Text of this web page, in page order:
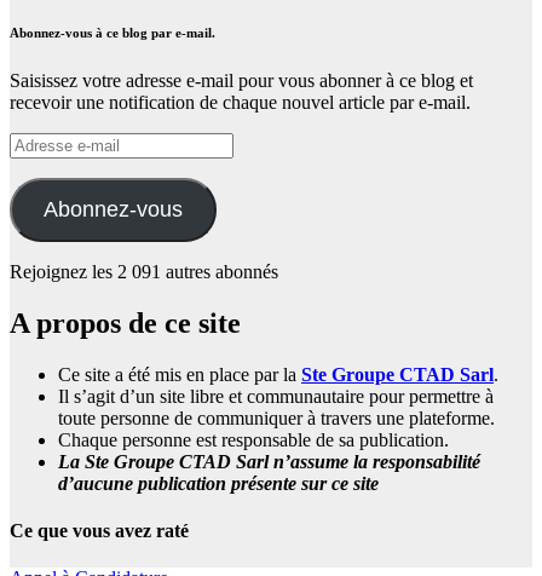
Abonnez-vous à ce blog par e-mail.
Saisissez votre adresse e-mail pour vous abonner à ce blog et
recevoir une notification de chaque nouvel article par e-mail.
Adresse
e-
mail
Abonnez-vous
Rejoignez les 2 091 autres abonnés
A propos de ce site
Ce site a été mis en place par la Ste Groupe CTAD Sarl.
Il s’agit d’un site libre et communautaire pour permettre à
toute personne de communiquer à travers une plateforme.
Chaque personne est responsable de sa publication.
La Ste Groupe CTAD Sarl n’assume la responsabilité
d’aucune publication présente sur ce site
Ce que vous avez raté